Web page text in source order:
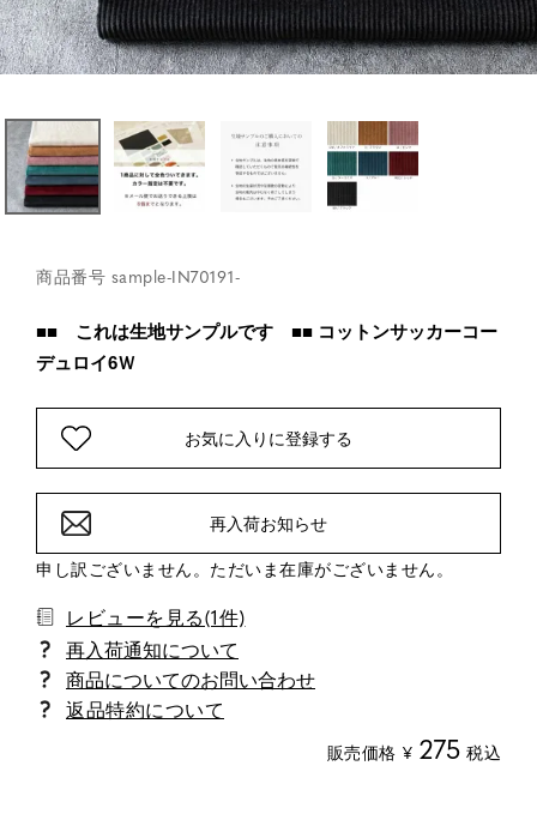
商品番号 sample-IN70191-
■■ これは生地サンプルです ■■ コットンサッカーコー
デュロイ6Ｗ
お気に入りに登録する
再入荷お知らせ
申し訳ございません。ただいま在庫がございません。
レビューを見る(1件)
商品についてのお問い合わせ
返品特約について
販売価格 ¥ 275 税込